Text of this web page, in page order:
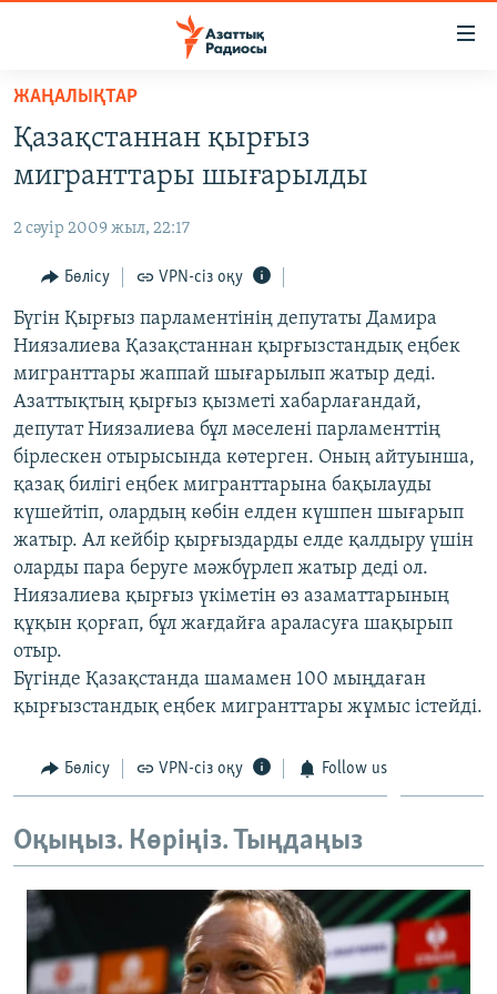
Skip
main
content
to
Navigation
Skip
to
Search
САЯСАТ
AZATTYQTV
ҚАҢТАР ОҚИҒАСЫ
АДАМ ҚҰҚЫҚТАРЫ
ӘЛЕУМЕТ
ӘЛЕМ
АРНАЙЫ ЖОБАЛАР
Русский
ЖАЗЫЛЫҢЫЗ
Басқа тілдерде
ЖАҢАЛЫҚТАР
Қазақстаннан қырғыз
мигранттары шығарылды
2 сәуір 2009 жыл, 22:17
Бөлісу VPN-сіз оқу
Бүгін Қырғыз парламентінің депутаты Дамира
Ниязалиева Қазақстаннан қырғызстандық еңбек
мигранттары жаппай шығарылып жатыр деді.
Азаттықтың қырғыз қызметі хабарлағандай,
депутат Ниязалиева бұл мәселені парламенттің
бірлескен отырысында көтерген. Оның айтуынша,
қазақ билігі еңбек мигранттарына бақылауды
күшейтіп, олардың көбін елден күшпен шығарып
жатыр. Ал кейбір қырғыздарды елде қалдыру үшін
оларды пара беруге мәжбүрлеп жатыр деді ол.
Ниязалиева қырғыз үкіметін өз азаматтарының
құқын қорғап, бұл жағдайға араласуға шақырып
отыр.
Бүгінде Қазақстанда шамамен 100 мыңдаған
қырғызстандық еңбек мигранттары жұмыс істейді.
Бөлісу VPN-сіз оқу Follow us
Оқыңыз. Көріңіз. Тыңдаңыз